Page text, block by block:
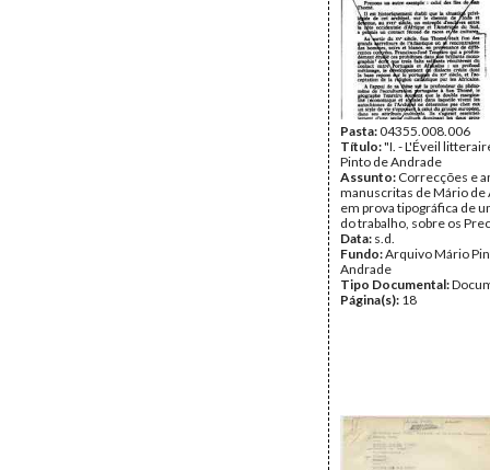
Pasta:04355.008.006
Título:"I. - L'Éveil
Pinto de Andrade
Assunto: Correcções e
manuscritas de Mário de
em prova tipográfica de
do trabalho, sobre os
Data: s.d.
Fundo:Arquivo Mário
Andrade
Tipo Documental:
Página(s): 18